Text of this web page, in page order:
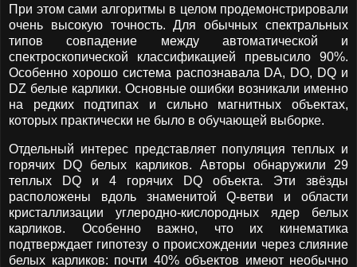
При этом сами алгоритмы в целом продемонстрировали
очень высокую точность. Для обычных спектральных
типов совпадение между автоматической и
спектроскопической классификацией превысило 90%.
Особенно хорошо система распознавала DA, DO, DQ и
DZ белые карлики. Основные ошибки возникали именно
на редких подтипах и сильно магнитных объектах,
которых практически не было в обучающей выборке.
Отдельный интерес представляет популяция теплых и
горячих DQ белых карликов. Авторы обнаружили 29
теплых DQ и 4 горячих DQ объекта. Эти звёзды
расположены вдоль знаменитой Q-ветви и области
кристаллизации углеродно-кислородных ядер белых
карликов. Особенно важно, что их кинематика
подтверждает гипотезу о происхождении через слияние
белых карликов: почти 40% объектов имеют необычно